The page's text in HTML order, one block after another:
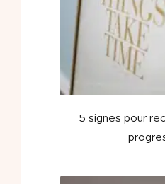
5 signes pour